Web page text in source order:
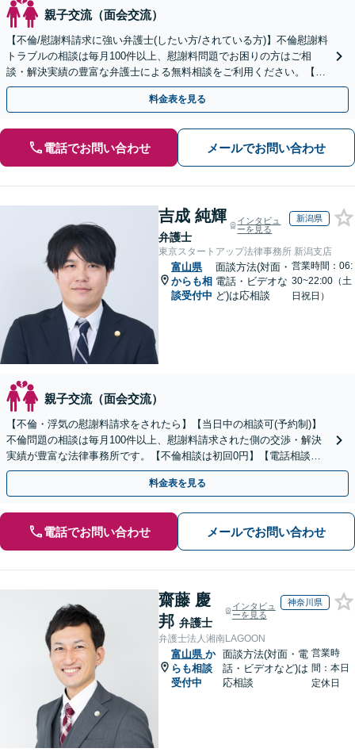
親子交流（面会交流）
【不倫/慰謝料請求に強い弁護士(したい方/されている方)】不倫慰謝料
トラブルの相談は毎月100件以上、慰謝料問題でお困りの方はご相
談・解決実績の豊富な弁護士による無料相談をご利用ください。【不
倫相談は初回0円】【全国対応】
料金表を見る
電話でお問い合わせ メールでお問い合わせ
吉成 純輝
弁護士
インタビュ
ーを見る
新潟県
東京スタートアップ法律事務所 新潟支店
富山県
からも相
談受付中
面談方法(対面・
電話・ビデオな
ど)は応相談
営業時間：06:
30~22:00（土
日祝日）
親子交流（面会交流）
【不倫・浮気の慰謝料請求をされたら】【当日中の相談可(予約制)】
不倫問題の相談は毎月100件以上、慰謝料請求された側の交渉・解決
実績が豊富な法律事務所です。【不倫相談は初回0円】【電話相談で
ご契約まで対応可/来所不要】
料金表を見る
電話でお問い合わせ メールでお問い合わせ
齋藤 慶
邦 弁護士
インタビュ
ーを見る
神奈川県
弁護士法人湘南LAGOON
富山県 か
らも相談
受付中
面談方法(対面・電
話・ビデオなど)は
応相談
営業時
間：本日
定休日